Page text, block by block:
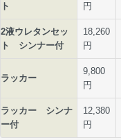
ト
円
2液ウレタンセッ
ト シンナー付
18,260
円
ラッカー
9,800
円
ラッカー シンナ
ー付
12,380
円